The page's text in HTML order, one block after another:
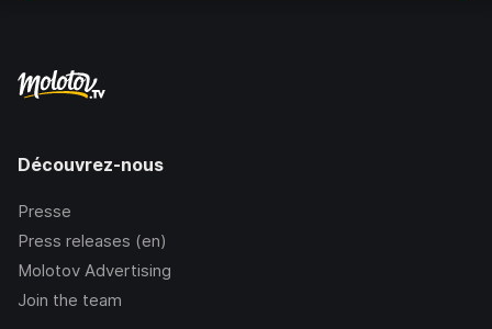
Découvrez-nous
Presse
Press releases (en)
Molotov Advertising
Join the team